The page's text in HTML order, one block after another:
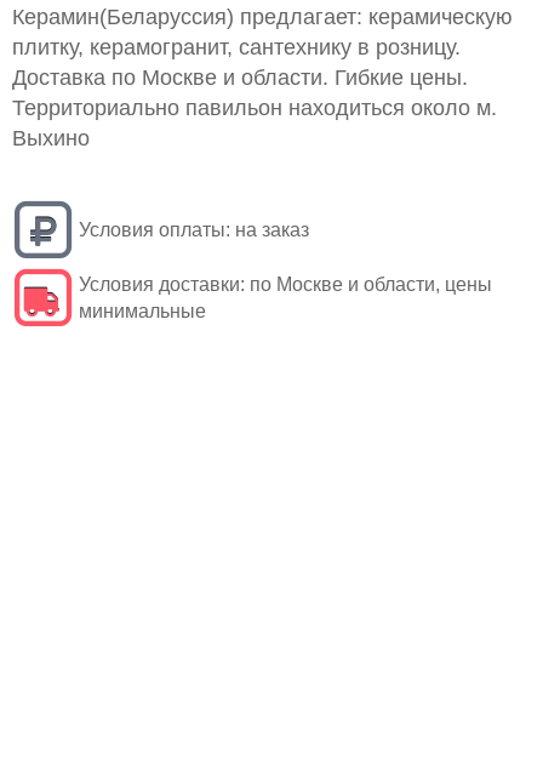
Керамин(Беларусcия) предлагает: керамическую
плитку, керамогранит, сантехнику в розницу.
Доставка по Москве и области. Гибкие цены.
Территориально павильон находиться около м.
Выхино
Условия оплаты: на заказ
Условия доставки: по Москве и области, цены
минимальные